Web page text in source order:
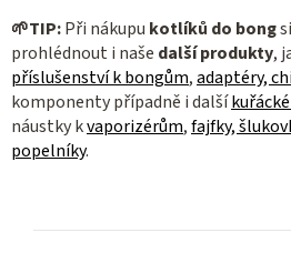
🌱TIP:Při nákupu kotlíků do bong
prohlédnout i naše další produkty,
příslušenství k bongům,adaptéry,
komponenty případně i další
náustky kvaporizérům,fajfky,
popelníky.